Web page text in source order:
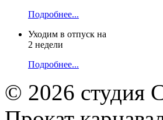
Подробнее...
Уходим в отпуск на
2 недели
Подробнее...
© 2026 студия